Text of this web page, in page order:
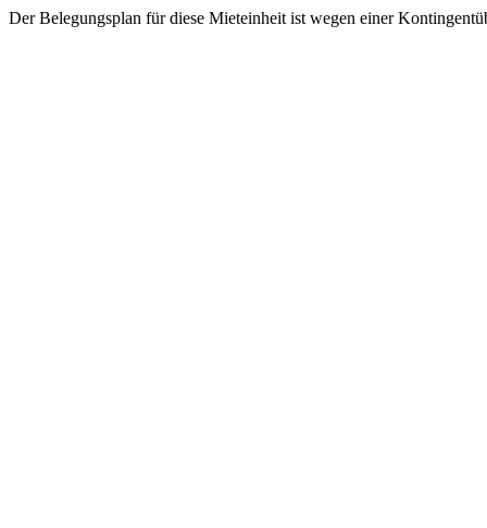
Der Belegungsplan für diese Mieteinheit ist wegen einer